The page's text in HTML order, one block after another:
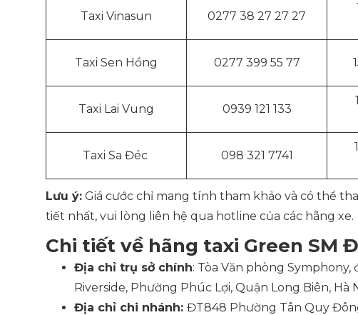
Taxi Vinasun 0277 38 27 27 27
Taxi Sen Hồng 0277 399 55 77
Taxi Lai Vung 0939 121 133
Taxi Sa Đéc 098 321 7741
Lưu ý: Giá cước chỉ mang tính tham khảo và có thể
tiết nhất, vui lòng liên hệ qua hotline của các hãng xe.
Chi tiết về hãng taxi Green SM
Địa chỉ trụ sở chính: Tòa Văn phòng
Riverside, Phường Phúc Lợi, Quận Long Biên, Hà
Địa chỉ chi nhánh: ĐT848 Phường Tân Quy